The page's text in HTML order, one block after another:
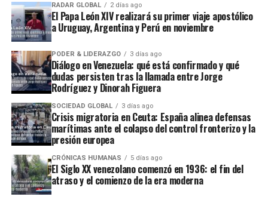
RADAR GLOBAL 2 días ago
El Papa León XIV realizará su primer viaje apostólico
a Uruguay, Argentina y Perú en noviembre
PODER & LIDERAZGO 3 días ago
Diálogo en Venezuela: qué está confirmado y qué
dudas persisten tras la llamada entre Jorge
Rodríguez y Dinorah Figuera
SOCIEDAD GLOBAL 3 días ago
Crisis migratoria en Ceuta: España alinea defensas
marítimas ante el colapso del control fronterizo y la
presión europea
CRÓNICAS HUMANAS 5 días ago
El Siglo XX venezolano comenzó en 1936: el fin del
atraso y el comienzo de la era moderna